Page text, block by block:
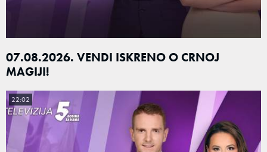
07.08.2026. VENDI ISKRENO O CRNOJ
MAGIJI!
22:02